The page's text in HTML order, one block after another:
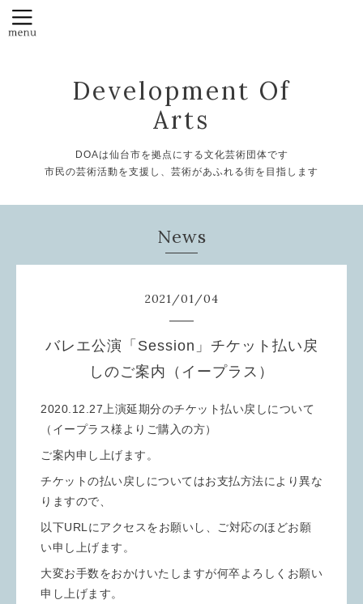
Development Of
Arts
DOAは仙台市を拠点にする文化芸術団体です
市民の芸術活動を支援し、芸術があふれる街を目指します
News
2021/01/04
バレエ公演「Session」チケット払い戻
しのご案内（イープラス）
2020.12.27上演延期分のチケット払い戻しについて
（イープラス様よりご購入の方）
ご案内申し上げます。
チケットの払い戻しについてはお支払方法により異な
りますので、
以下URLにアクセスをお願いし、ご対応のほどお願
い申し上げます。
大変お手数をおかけいたしますが何卒よろしくお願い
申し上げます。